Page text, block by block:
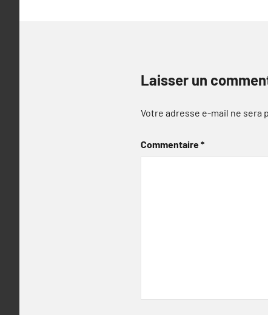
Laisser un
Votre adresse e-mail ne sera
Commentaire*